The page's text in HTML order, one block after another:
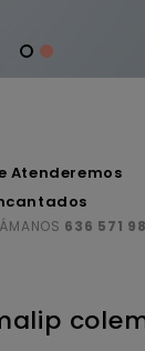
Atenderemos
636 571